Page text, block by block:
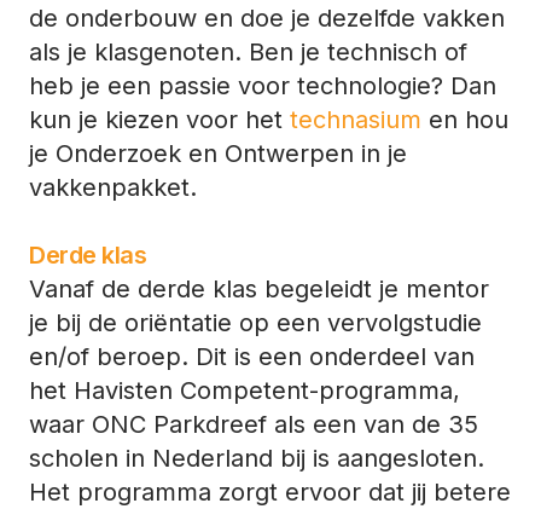
de onderbouw en doe je dezelfde vakken
als je klasgenoten. Ben je technisch of
heb je een passie voor technologie? Dan
kun je kiezen voor het technasium en hou
je Onderzoek en Ontwerpen in je
vakkenpakket.
Derde klas
Vanaf de derde klas begeleidt je mentor
je bij de oriëntatie op een vervolgstudie
en/of beroep. Dit is een onderdeel van
het Havisten Competent-programma,
waar ONC Parkdreef als een van de 35
scholen in Nederland bij is aangesloten.
Het programma zorgt ervoor dat jij betere